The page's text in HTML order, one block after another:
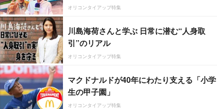
オリコンタイアップ特集
川島海荷さんと学ぶ 日常に潜む“人身取
引”のリアル
オリコンタイアップ特集
マクドナルドが40年にわたり支える「小学
生の甲子園」
オリコンタイアップ特集